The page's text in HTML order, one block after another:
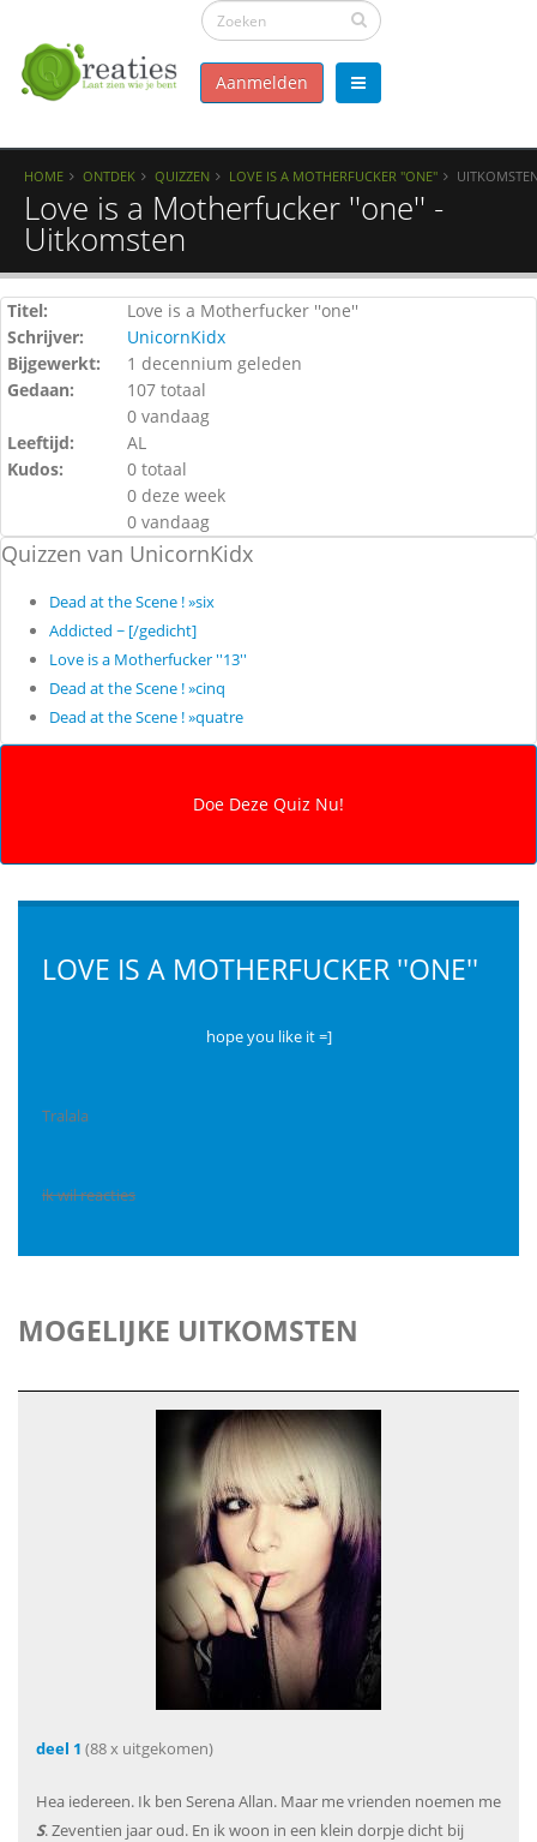
Aanmelden
HOME ONTDEK QUIZZEN LOVE IS A MOTHERFUCKER ''ONE''
Love is a Motherfucker ''one'' -
Uitkomsten
Titel:
Love is a Motherfucker ''one''
Schrijver:
UnicornKidx
Bijgewerkt:
1 decennium geleden
Gedaan:
107 totaal
0 vandaag
Leeftijd:
AL
Kudos:
0 totaal
0 deze week
0 vandaag
Quizzen van UnicornKidx
Dead at the Scene ! »six
Addicted ~ [/gedicht]
Love is a Motherfucker ''13''
Dead at the Scene ! »cinq
Dead at the Scene ! »quatre
LOVE IS A MOTHERFUCKER ''ONE''
hope you like it =]
Tralala
ik wil reacties
MOGELIJKE UITKOMSTEN
deel 1 (88 x uitgekomen)
Hea iedereen. Ik ben Serena Allan. Maar me vrienden noemen me
S. Zeventien jaar oud. En ik woon in een klein dorpje dicht bij